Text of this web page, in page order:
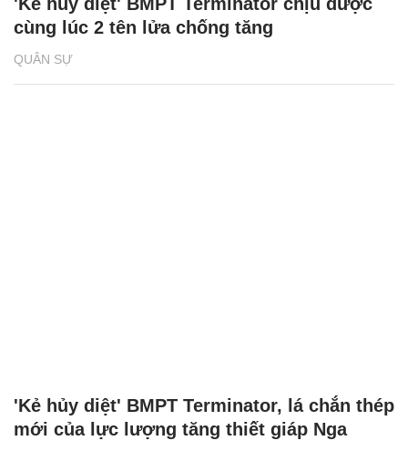
QUÂN SỰ
cùng lúc 2 tên lửa chống tăng
'Kẻ hủy diệt' BMPT Terminator, lá chắn thép
mới của lực lượng tăng thiết giáp Nga